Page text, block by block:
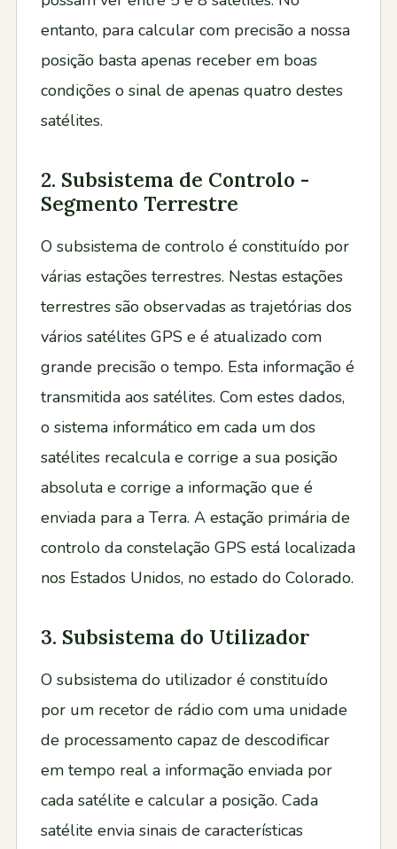
entanto, para calcular com precisão a nossa
posição basta apenas receber em boas
condições o sinal de apenas quatro destes
satélites.
2. Subsistema de Controlo -
Segmento Terrestre
O subsistema de controlo é constituído por
várias estações terrestres. Nestas estações
terrestres são observadas as trajetórias dos
vários satélites GPS e é atualizado com
grande precisão o tempo. Esta informação é
transmitida aos satélites. Com estes dados,
o sistema informático em cada um dos
satélites recalcula e corrige a sua posição
absoluta e corrige a informação que é
enviada para a Terra. A estação primária de
controlo da constelação GPS está localizada
nos Estados Unidos, no estado do Colorado.
3. Subsistema do Utilizador
O subsistema do utilizador é constituído
por um recetor de rádio com uma unidade
de processamento capaz de descodificar
em tempo real a informação enviada por
cada satélite e calcular a posição. Cada
satélite envia sinais de características